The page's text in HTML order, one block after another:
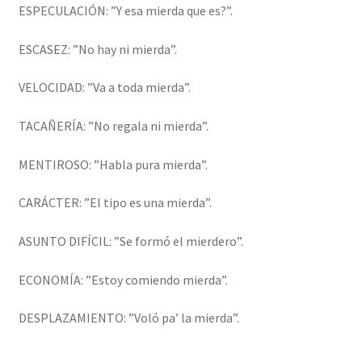
ESPECULACIÓN: ”Y esa mierda que es?”.
ESCASEZ: ”No hay ni mierda”.
VELOCIDAD: ”Va a toda mierda”.
TACAÑERÍA: ”No regala ni mierda”.
MENTIROSO: ”Habla pura mierda”.
CARÁCTER: ”El tipo es una mierda”.
ASUNTO DIFÍCIL: ”Se formó el mierdero”.
ECONOMÍA: ”Estoy comiendo mierda”.
DESPLAZAMIENTO: ”Voló pa’ la mierda”.